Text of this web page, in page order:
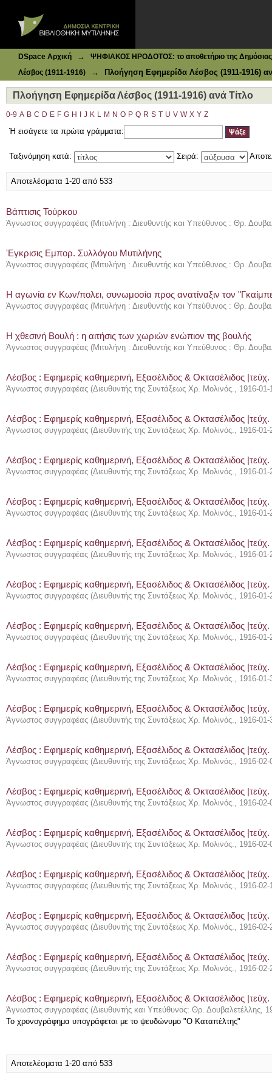
DSpace Αρχική →
ΨΗΦΙΑΚΟΣ ΗΡΟΔΟΤΟΣ: το αποθετήριο της Δημόσιας
Λέσβος (1911-1916)
→ Πλοήγηση Εφημερίδα Λέσβος (1911-1916)
Πλοήγηση Εφημερίδα Λέσβος (1911-1916) ανά Τίτλο
0-9 A B C D E F G H J K L M N O P Q R S T U V W X Y Z
Ή εισάγετε τα πρώτα γράμματα:
Ταξινόμηση κατά: Σειρά:
Αποτελέσματα 1-20 από 533
Βάπτισις Τούρκου
Άγνωστος συγγραφέας (Μιτυλήνη : Διευθυντής και Υπεύθυνος : Θρ.
'Εγκρισις Εμπορ. Συλλόγου Μυτιλήνης
Άγνωστος συγγραφέας (Μιτυλήνη : Διευθυντής και Υπεύθυνος : Θρ.
Η αγωνία εν Κων/πολει, συνωμοσία προς ανατίναξιν τον
Άγνωστος συγγραφέας (Μιτυλήνη : Διευθυντής και Υπεύθυνος : Θρ.
Η χθεσινή Βουλή : η αιτήσις των χωριών ενώπιον της βουλής
Άγνωστος συγγραφέας (Μιτυλήνη : Διευθυντής και Υπεύθυνος : Θρ.
Λέσβος : Eφημερίς καθημερινή, Εξασέλιδος & Οκτασέλιδος
Άγνωστος συγγραφέας (Διευθυντής της Συντάξεως Χρ. Μολινός., 1916-01-
Λέσβος : Eφημερίς καθημερινή, Εξασέλιδος & Οκτασέλιδος
Άγνωστος συγγραφέας (Διευθυντής της Συντάξεως Χρ. Μολινός., 1916-01-
Λέσβος : Eφημερίς καθημερινή, Εξασέλιδος & Οκτασέλιδος
Άγνωστος συγγραφέας (Διευθυντής της Συντάξεως Χρ. Μολινός., 1916-01-
Λέσβος : Eφημερίς καθημερινή, Εξασέλιδος & Οκτασέλιδος
Άγνωστος συγγραφέας (Διευθυντής της Συντάξεως Χρ. Μολινός., 1916-01-
Λέσβος : Eφημερίς καθημερινή, Εξασέλιδος & Οκτασέλιδος
Άγνωστος συγγραφέας (Διευθυντής της Συντάξεως Χρ. Μολινός., 1916-01-
Λέσβος : Eφημερίς καθημερινή, Εξασέλιδος & Οκτασέλιδος
Άγνωστος συγγραφέας (Διευθυντής της Συντάξεως Χρ. Μολινός., 1916-01-
Λέσβος : Eφημερίς καθημερινή, Εξασέλιδος & Οκτασέλιδος
Άγνωστος συγγραφέας (Διευθυντής της Συντάξεως Χρ. Μολινός., 1916-01-
Λέσβος : Eφημερίς καθημερινή, Εξασέλιδος & Οκτασέλιδος
Άγνωστος συγγραφέας (Διευθυντής της Συντάξεως Χρ. Μολινός., 1916-01-
Λέσβος : Eφημερίς καθημερινή, Εξασέλιδος & Οκτασέλιδος
Άγνωστος συγγραφέας (Διευθυντής της Συντάξεως Χρ. Μολινός., 1916-01-
Λέσβος : Eφημερίς καθημερινή, Εξασέλιδος & Οκτασέλιδος
Άγνωστος συγγραφέας (Διευθυντής της Συντάξεως Χρ. Μολινός., 1916-02-
Λέσβος : Eφημερίς καθημερινή, Εξασέλιδος & Οκτασέλιδος
Άγνωστος συγγραφέας (Διευθυντής της Συντάξεως Χρ. Μολινός., 1916-02-
Λέσβος : Eφημερίς καθημερινή, Εξασέλιδος & Οκτασέλιδος
Άγνωστος συγγραφέας (Διευθυντής της Συντάξεως Χρ. Μολινός., 1916-02-
Λέσβος : Eφημερίς καθημερινή, Εξασέλιδος & Οκτασέλιδος
Άγνωστος συγγραφέας (Διευθυντής της Συντάξεως Χρ. Μολινός., 1916-02-
Λέσβος : Eφημερίς καθημερινή, Εξασέλιδος & Οκτασέλιδος
Άγνωστος συγγραφέας (Διευθυντής της Συντάξεως Χρ. Μολινός., 1916-02-
Λέσβος : Eφημερίς καθημερινή, Εξασέλιδος & Οκτασέλιδος
Άγνωστος συγγραφέας (Διευθυντής της Συντάξεως Χρ. Μολινός., 1916-02-
Λέσβος : Eφημερίς καθημερινή, Εξασέλιδος & Οκτασέλιδος
Άγνωστος συγγραφέας (Διευθυντής και Υπεύθυνος: Θρ. Δουβαλετέλλης,
Το χρονογράφημα υπογράφεται με το ψευδώνυμο "Ο Καταπέλτης"
Αποτελέσματα 1-20 από 533